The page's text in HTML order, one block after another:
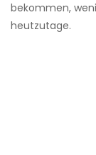
bekommen,
heutzutage.